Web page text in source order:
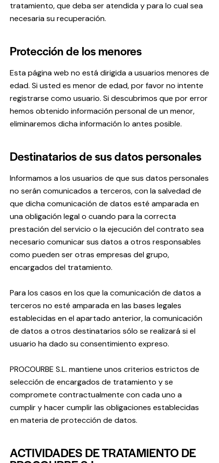
tratamiento, que deba ser atendida y para lo cual sea
necesaria su recuperación.
Protección de los menores
Esta página web no está dirigida a usuarios menores de
edad. Si usted es menor de edad, por favor no intente
registrarse como usuario. Si descubrimos que por error
hemos obtenido información personal de un menor,
eliminaremos dicha información lo antes posible.
Destinatarios de sus datos personales
Informamos a los usuarios de que sus datos personales
no serán comunicados a terceros, con la salvedad de
que dicha comunicación de datos esté amparada en
una obligación legal o cuando para la correcta
prestación del servicio o la ejecución del contrato sea
necesario comunicar sus datos a otros responsables
como pueden ser otras empresas del grupo,
encargados del tratamiento.
Para los casos en los que la comunicación de datos a
terceros no esté amparada en las bases legales
establecidas en el apartado anterior, la comunicación
de datos a otros destinatarios sólo se realizará si el
usuario ha dado su consentimiento expreso.
PROCOURBE S.L. mantiene unos criterios estrictos de
selección de encargados de tratamiento y se
compromete contractualmente con cada uno a
cumplir y hacer cumplir las obligaciones establecidas
en materia de protección de datos.
ACTIVIDADES DE TRATAMIENTO DE